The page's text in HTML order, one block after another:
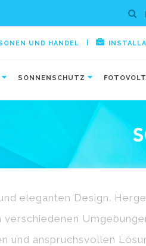
UND HANDEL
SONNENSCHUTZ
eleganten Design.
und anspruchsvollen